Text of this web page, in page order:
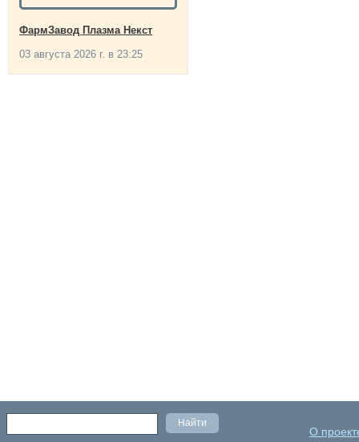
ФармЗавод Плазма Некст
03 августа 2026 г. в 23:25
О